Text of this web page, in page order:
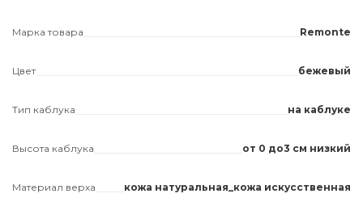
Марка товара Remonte
Цвет бежевый
Тип каблука на каблуке
Высота каблука от 0 до3 см низкий
Материал верха кожа натуральная_кожа искусственная